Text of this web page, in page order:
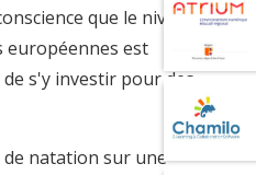
que le niveau
européennes est
s'y investir pour des
de natation sur une